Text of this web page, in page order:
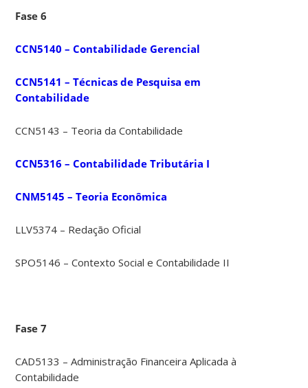
Fase 6
CCN5140 – Contabilidade Gerencial
CCN5141 – Técnicas de Pesquisa em
Contabilidade
CCN5143 – Teoria da Contabilidade
CCN5316 – Contabilidade Tributária I
CNM5145 – Teoria Econômica
LLV5374 – Redação Oficial
SPO5146 – Contexto Social e Contabilidade II
Fase 7
CAD5133 – Administração Financeira Aplicada à
Contabilidade